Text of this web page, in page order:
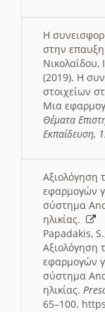
Η
στην
Νικολαΐδου,
(2019). Η
στοιχείων
Μια
Θέματα
Εκπαίδευση,
Αξιολόγηση
εφαρμογών
σύστημα
ηλικίας.
Papadakis,
Αξιολόγηση
εφαρμογών
σύστημα
ηλικίας.
65–100.